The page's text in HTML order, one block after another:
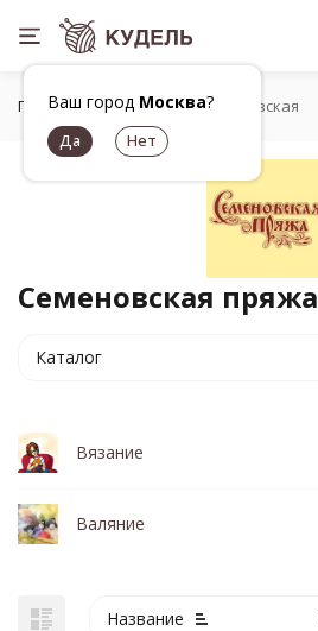
Ваш город Москва?
Главная Бренды Семеновская
Семеновская пряжа
Каталог
Вязание
Валяние
Название